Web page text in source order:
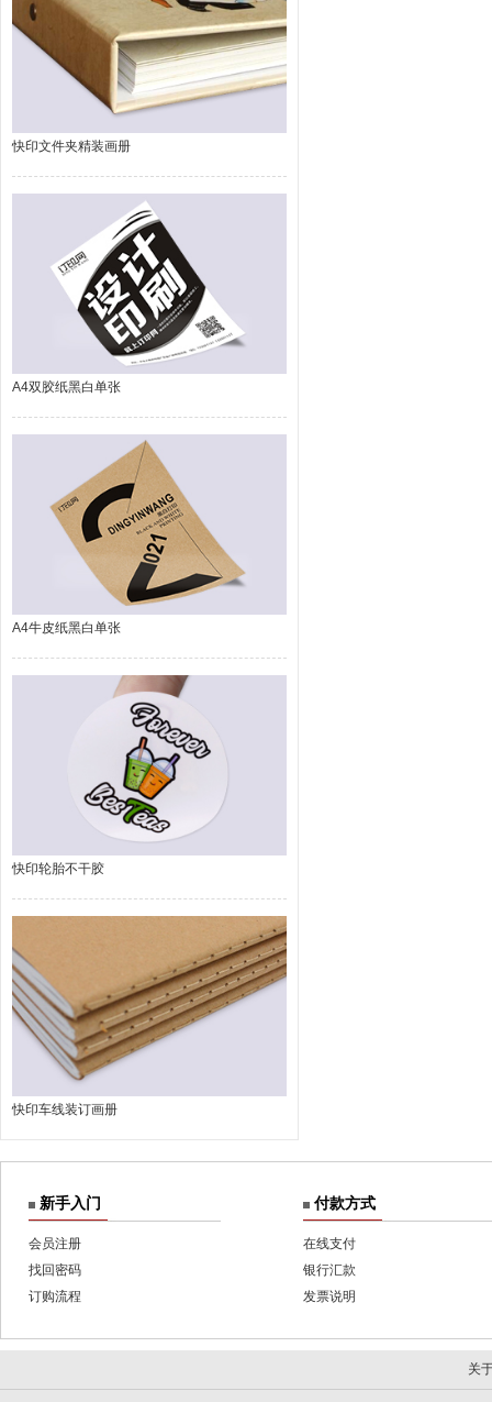
快印文件夹精装画册
A4双胶纸黑白单张
A4牛皮纸黑白单张
快印轮胎不干胶
快印车线装订画册
新手入门
会员注册
找回密码
订购流程
付款方式
在线支付
银行汇款
发票说明
关